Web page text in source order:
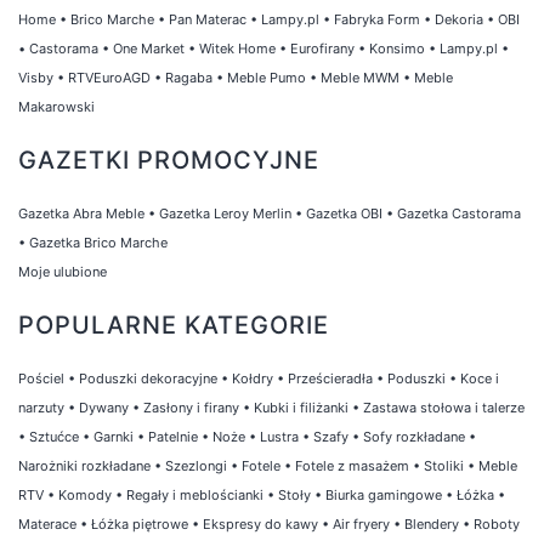
Home • Brico Marche • Pan Materac • Lampy.pl • Fabryka Form • Dekoria • OBI
• Castorama • One Market • Witek Home • Eurofirany • Konsimo • Lampy.pl •
Visby • RTVEuroAGD • Ragaba • Meble Pumo • Meble MWM • Meble
Makarowski
GAZETKI PROMOCYJNE
Gazetka Abra Meble • Gazetka Leroy Merlin • Gazetka OBI • Gazetka Castorama
• Gazetka Brico Marche
Moje ulubione
POPULARNE KATEGORIE
Pościel • Poduszki dekoracyjne • Kołdry • Prześcieradła • Poduszki • Koce i
narzuty • Dywany • Zasłony i firany • Kubki i filiżanki • Zastawa stołowa i talerze
• Sztućce • Garnki • Patelnie • Noże • Lustra • Szafy • Sofy rozkładane •
Narożniki rozkładane • Szezlongi • Fotele • Fotele z masażem • Stoliki • Meble
RTV • Komody • Regały i meblościanki • Stoły • Biurka gamingowe • Łóżka •
Materace • Łóżka piętrowe • Ekspresy do kawy • Air fryery • Blendery • Roboty